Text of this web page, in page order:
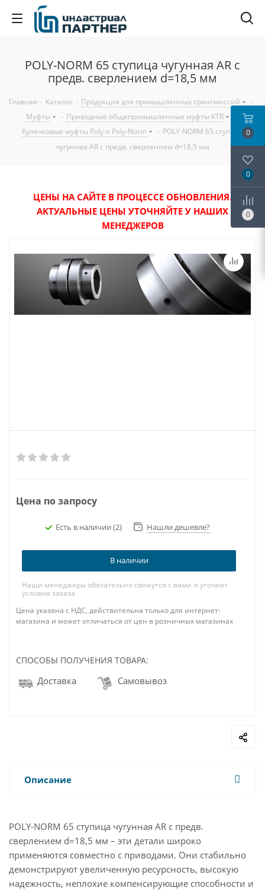
POLY-NORM 65 ступица чугунная AR с
предв. сверлением d=18,5 мм
Главная - Каталог - Продукция для промышленных трансмиссий
-
Муфты
- Приводные общепромышленные муфты KTR
Кулачковые муфты Poly и Poly-Norm
- POLY-NORM 65 ступица
чугунная AR с предв. сверлением d=18,5 мм
ЦЕНЫ НА САЙТЕ В ПРОЦЕССЕ ОБНОВЛЕНИЯ.
АКТУАЛЬНЫЕ ЦЕНЫ УТОЧНЯЙТЕ У НАШИХ
МЕНЕДЖЕРОВ
Цена по запросу
Есть в наличии (2) Нашли дешевле?
В наличии
Наши менеджеры обязательно свяжутся с вами и уточнят
условия заказа
Цена указана с НДС, действительна только для интернет-
магазина и может отличаться от цен в розничных магазинах
СПОСОБЫ ПОЛУЧЕНИЯ ТОВАРА:
Доставка Самовывоз
Описание
POLY-NORM 65 ступица чугунная AR с предв.
сверлением d=18,5 мм – эти детали широко
применяются совместно с приводами. Они стабильно
демонстрируют увеличенную ресурсность, высокую
надежность, неплохие компенсирующие способности и
0
0
0